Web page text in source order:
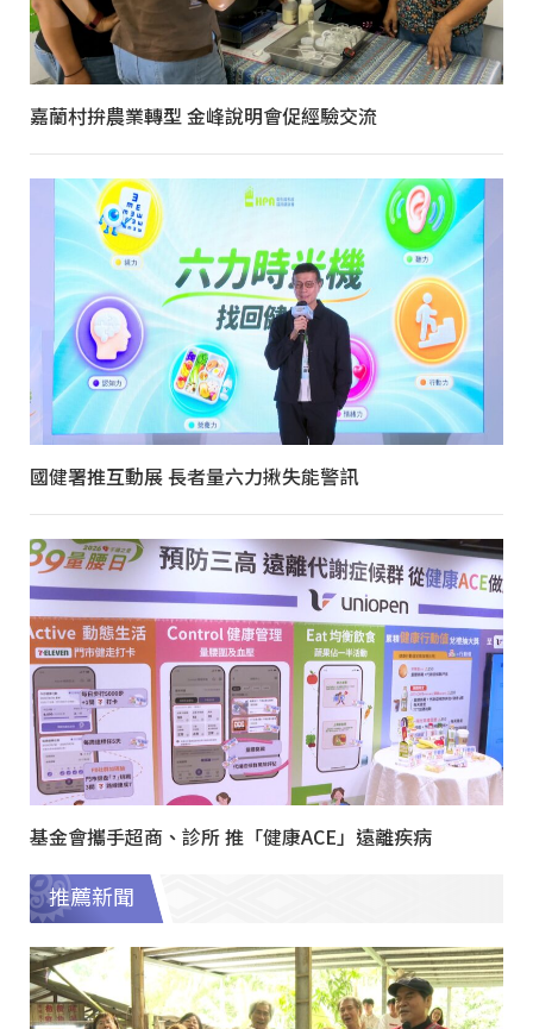
嘉蘭村拚農業轉型 金峰說明會促經驗交流
國健署推互動展 長者量六力揪失能警訊
基金會攜手超商、診所 推「健康ACE」遠離疾病
推薦新聞